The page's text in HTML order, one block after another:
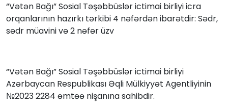
“Vətən Bağı” Sosial Təşəbbüslər ictimai birliyi icra
orqanlarının hazırkı tərkibi 4 nəfərdən ibarətdir: Sədr,
sədr müavini və 2 nəfər üzv
“Vətən Bağı” Sosial Təşəbbüslər ictimai birliyi
Azərbaycan Respublikası Əqli Mülkiyyət Agentliyinin
№2023 2284 əmtəə nişanına sahibdir.